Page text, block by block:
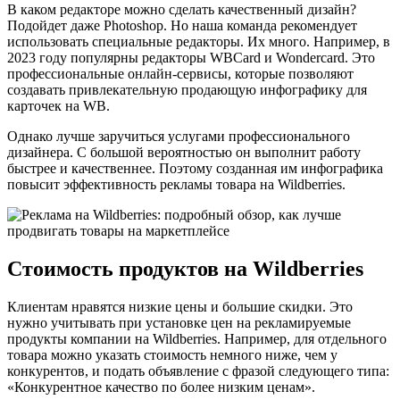
В каком редакторе можно сделать качественный дизайн?
Подойдет даже Photoshop. Но наша команда рекомендует
использовать специальные редакторы. Их много. Например, в
2023 году популярны редакторы WBCard и Wondercard. Это
профессиональные онлайн-сервисы, которые позволяют
создавать привлекательную продающую инфографику для
карточек на WB.
Однако лучше заручиться услугами профессионального
дизайнера. С большой вероятностью он выполнит работу
быстрее и качественнее. Поэтому созданная им инфографика
повысит эффективность рекламы товара на Wildberries.
Стоимость продуктов на Wildberries
Клиентам нравятся низкие цены и большие скидки. Это
нужно учитывать при установке цен на рекламируемые
продукты компании на Wildberries. Например, для отдельного
товара можно указать стоимость немного ниже, чем у
конкурентов, и подать объявление с фразой следующего типа:
«Конкурентное качество по более низким ценам».